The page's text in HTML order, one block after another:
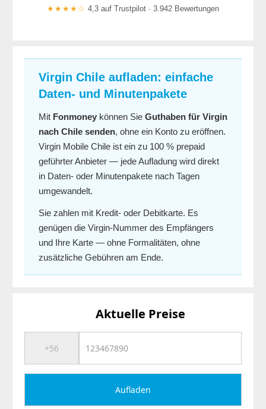
★★★★☆ 4,3 auf Trustpilot · 3.942 Bewertungen
Virgin Chile aufladen: einfache
Daten- und Minutenpakete
Mit Fonmoney können Sie Guthaben für Virgin
nach Chile senden, ohne ein Konto zu eröffnen.
Virgin Mobile Chile ist ein zu 100 % prepaid
geführter Anbieter — jede Aufladung wird direkt
in Daten- oder Minutenpakete nach Tagen
umgewandelt.
Sie zahlen mit Kredit- oder Debitkarte. Es
genügen die Virgin-Nummer des Empfängers
und Ihre Karte — ohne Formalitäten, ohne
zusätzliche Gebühren am Ende.
Aktuelle Preise
Aufladen